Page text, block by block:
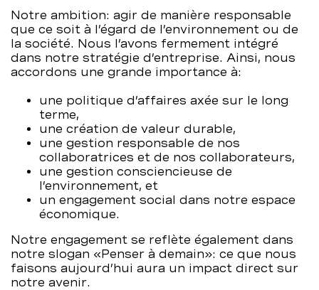
BCBE
Notre ambition: agir de manière responsable
que ce soit à l’égard de l’environnement ou de
la société. Nous l’avons fermement intégré
dans notre stratégie d’entreprise. Ainsi, nous
accordons une grande importance à:
une politique d’affaires axée sur le long
terme,
une création de valeur durable,
une gestion responsable de nos
collaboratrices et de nos collaborateurs,
une gestion consciencieuse de
l’environnement, et
un engagement social dans notre espace
économique.
Notre engagement se reflète également dans
notre slogan «Penser à demain»: ce que nous
faisons aujourd’hui aura un impact direct sur
notre avenir.